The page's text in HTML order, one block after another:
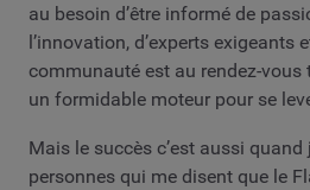
au besoin d’être informé de
l’innovation, d’experts exigeants
communauté est au rendez-vous
un formidable moteur pour se
Mais le succès c’est aussi
personnes qui me disent que le